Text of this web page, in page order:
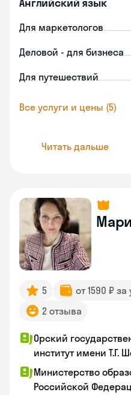
Для маркетологов
Деловой - для бизнеса
Для путешествий
Все услуги и цены (5)
Читать дальше
5 от 1590 ₽ за
2 отзыва
Орский
институт имени Т.Г.
Министерство
Российской